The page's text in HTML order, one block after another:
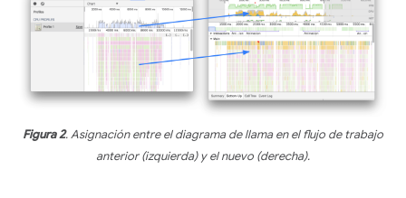
Figura 2. Asignación entre el diagrama de llama en el flujo de trabajo
anterior (izquierda) y el nuevo (derecha).